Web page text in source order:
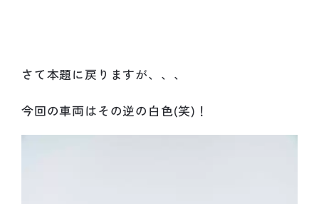
さて本題に戻りますが、、、
今回の車両はその逆の白色(笑)！